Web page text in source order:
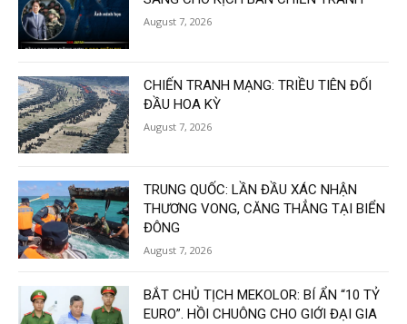
August 7, 2026
CHIẾN TRANH MẠNG: TRIỀU TIÊN ĐỐI
ĐẦU HOA KỲ
August 7, 2026
TRUNG QUỐC: LẦN ĐẦU XÁC NHẬN
THƯƠNG VONG, CĂNG THẲNG TẠI BIỂN
ĐÔNG
August 7, 2026
BẮT CHỦ TỊCH MEKOLOR: BÍ ẨN “10 TỶ
EURO”. HỒI CHUÔNG CHO GIỚI ĐẠI GIA